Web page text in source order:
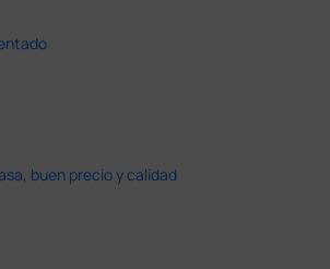
buen precio y calidad